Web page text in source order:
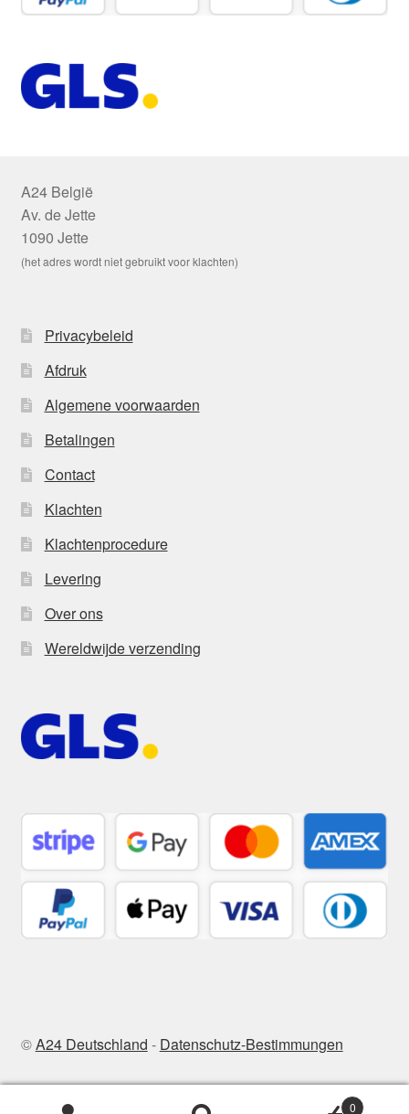
A24 België
Av. de Jette
1090 Jette
(het adres wordt niet gebruikt voor klachten)
Privacybeleid
Afdruk
Algemene voorwaarden
Betalingen
Contact
Klachten
Klachtenprocedure
Levering
Over ons
Wereldwijde verzending
©A24 Deutschland - Datenschutz-Bestimmungen
0